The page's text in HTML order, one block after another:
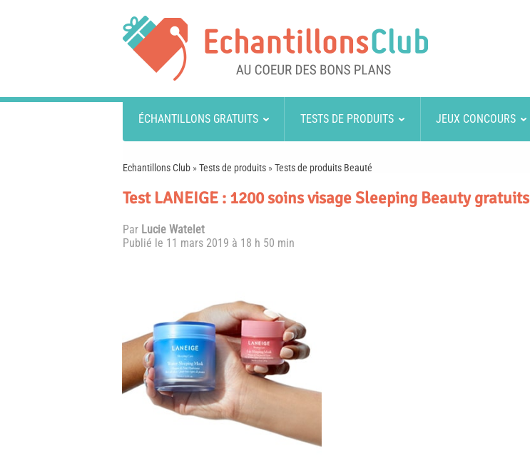
ÉCHANTILLONS GRATUITS TESTS DE PRODUITS JEUX CONCOURS
Echantillons Club »Tests de produits »Tests de produits Beauté
Test LANEIGE : 1200 soins visage Sleeping Beauty gratuits
Par Lucie Watelet
Publié le 11 mars 2019 à 18 h 50 min